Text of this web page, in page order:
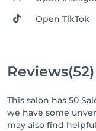
Open TikTok
Reviews(52)
This salon has 50
we have some
may also find